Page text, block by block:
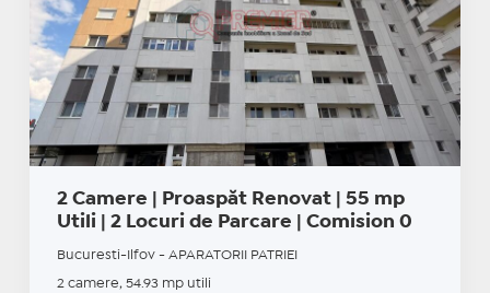
2 Camere | Proaspăt Renovat | 55 mp
Utili | 2 Locuri de Parcare | Comision 0
Bucuresti-Ilfov - APARATORII PATRIEI
2 camere, 54.93 mp utili